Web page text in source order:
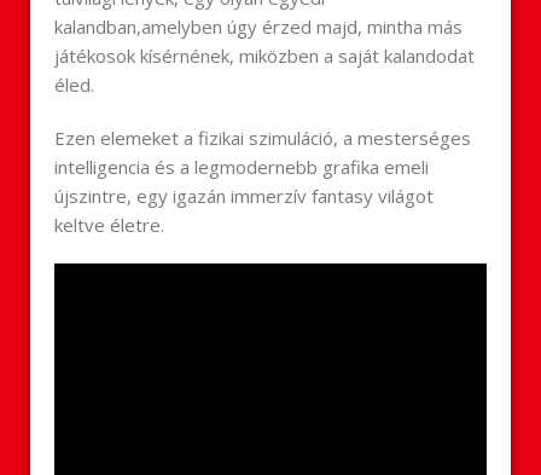
kalandban,amelyben úgy érzed majd, mintha más
játékosok kísérnének, miközben a saját kalandodat
éled.
Ezen elemeket a fizikai szimuláció, a mesterséges
intelligencia és a legmodernebb grafika emeli
újszintre, egy igazán immerzív fantasy világot
keltve életre.